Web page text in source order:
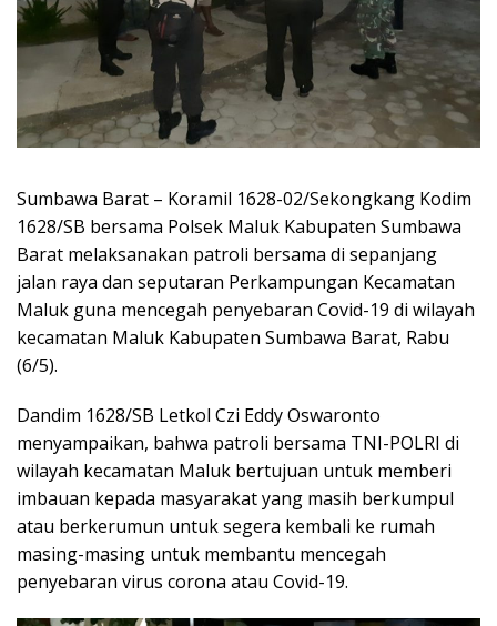
Sumbawa Barat – Koramil 1628-02/Sekongkang Kodim
1628/SB bersama Polsek Maluk Kabupaten Sumbawa
Barat melaksanakan patroli bersama di sepanjang
jalan raya dan seputaran Perkampungan Kecamatan
Maluk guna mencegah penyebaran Covid-19 di wilayah
kecamatan Maluk Kabupaten Sumbawa Barat, Rabu
(6/5).
Dandim 1628/SB Letkol Czi Eddy Oswaronto
menyampaikan, bahwa patroli bersama TNI-POLRI di
wilayah kecamatan Maluk bertujuan untuk memberi
imbauan kepada masyarakat yang masih berkumpul
atau berkerumun untuk segera kembali ke rumah
masing-masing untuk membantu mencegah
penyebaran virus corona atau Covid-19.